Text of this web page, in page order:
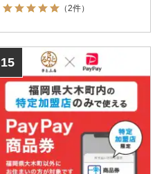
はPayPay商品券を受け取れませんの
（2件）
15